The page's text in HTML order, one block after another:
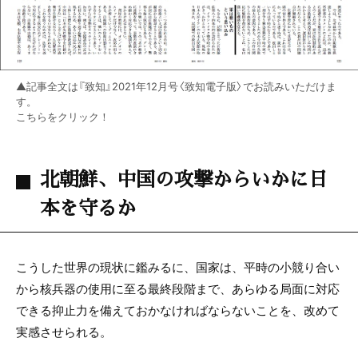
▲記事全文は『致知』2021年12月号〈致知電子版〉でお読みいただけま
す。
こちらをクリック！
北朝鮮、中国の攻撃からいかに日
本を守るか
こうした世界の現状に鑑みるに、国家は、平時の小競り合い
から核兵器の使用に至る最終段階まで、あらゆる局面に対応
できる抑止力を備えておかなければならないことを、改めて
実感させられる。